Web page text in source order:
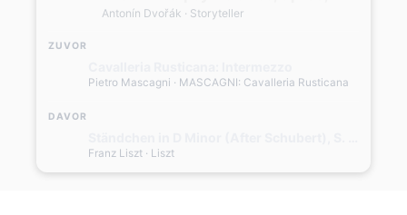
Antonín Dvořák · Storyteller
ZUVOR
Pietro Mascagni · MASCAGNI: Cavalleria Rusticana
DAVOR
Franz Liszt · Liszt